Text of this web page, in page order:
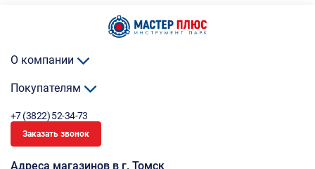
О компании
Покупателям
+7 (3822) 52-34-73
Заказать звонок
Адреса магазинов в г. Томск